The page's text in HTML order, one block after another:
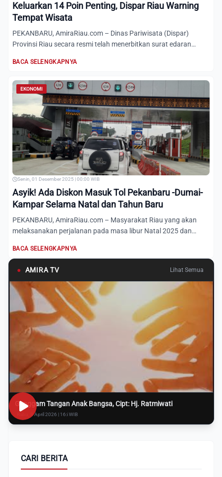
Keluarkan 14 Poin Penting, Dispar Riau Warning
Tempat Wisata
PEKANBARU, AmiraRiau.com – Dinas Pariwisata (Dispar)
Provinsi Riau secara resmi telah menerbitkan surat edaran
BACA SELENGKAPNYA
EKONOMI
Senin, 01 Desember 2025 | 00:00 WIB
Asyik! Ada Diskon Masuk Tol Pekanbaru -Dumai-
Kampar Selama Natal dan Tahun Baru
PEKANBARU, AmiraRiau.com – Masyarakat Riau yang akan
melaksanakan perjalanan pada masa libur Natal 2025 dan
BACA SELENGKAPNYA
● AMIRA TV Lihat Semua
Genggam Tangan Anak Bangsa, Cipt: Hj. Ratmiwati
Rabu, 8 April 2026 | 16:i WIB
CARI BERITA